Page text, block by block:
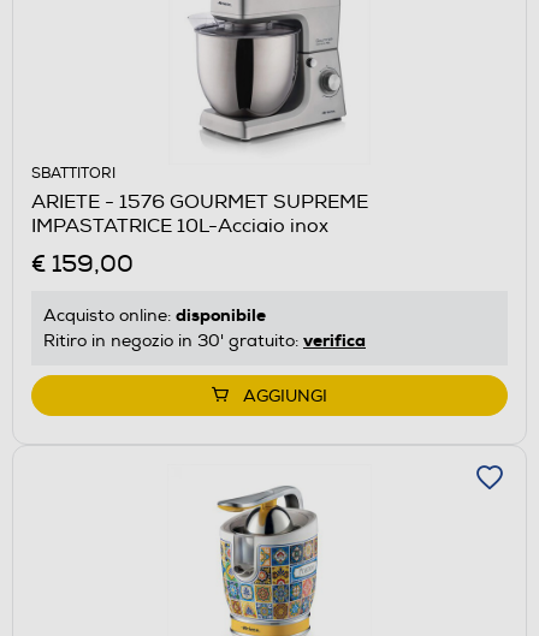
SBATTITORI
ARIETE - 1576 GOURMET SUPREME
IMPASTATRICE 10L-Acciaio inox
€ 159,00
Acquisto online: disponibile
Ritiro in negozio in 30' gratuito: verifica
AGGIUNGI